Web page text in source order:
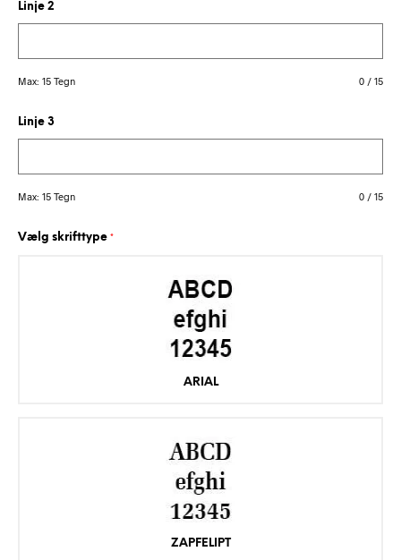
Linje 2
0 / 15
Max: 15 Tegn
Linje 3
0 / 15
Max: 15 Tegn
Vælg skrifttype *
ARIAL
ZAPFELIPT